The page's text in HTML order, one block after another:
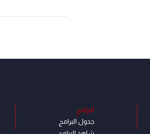
البرامج
جدول البرامج